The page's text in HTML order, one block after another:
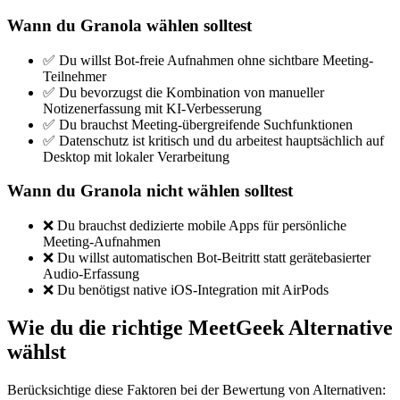
Wann du Granola wählen solltest
✅ Du willst Bot-freie Aufnahmen ohne sichtbare Meeting-
Teilnehmer
✅ Du bevorzugst die Kombination von manueller
Notizenerfassung mit KI-Verbesserung
✅ Du brauchst Meeting-übergreifende Suchfunktionen
✅ Datenschutz ist kritisch und du arbeitest hauptsächlich auf
Desktop mit lokaler Verarbeitung
Wann du Granola nicht wählen solltest
❌ Du brauchst dedizierte mobile Apps für persönliche
Meeting-Aufnahmen
❌ Du willst automatischen Bot-Beitritt statt gerätebasierter
Audio-Erfassung
❌ Du benötigst native iOS-Integration mit AirPods
Wie du die richtige MeetGeek Alternative
wählst
Berücksichtige diese Faktoren bei der Bewertung von Alternativen: